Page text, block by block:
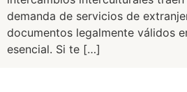
demanda de servicios de
documentos legalmente válidos
esencial. Si te […]